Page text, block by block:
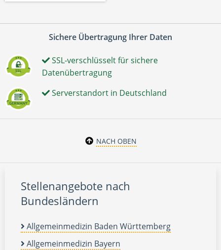
Sichere Übertragung Ihrer Daten
SSL-verschlüsselt für sichere
Datenübertragung
Serverstandort in Deutschland
NACH OBEN
Stellenangebote nach
Bundesländern
Allgemeinmedizin Baden Württemberg
Allgemeinmedizin Bayern